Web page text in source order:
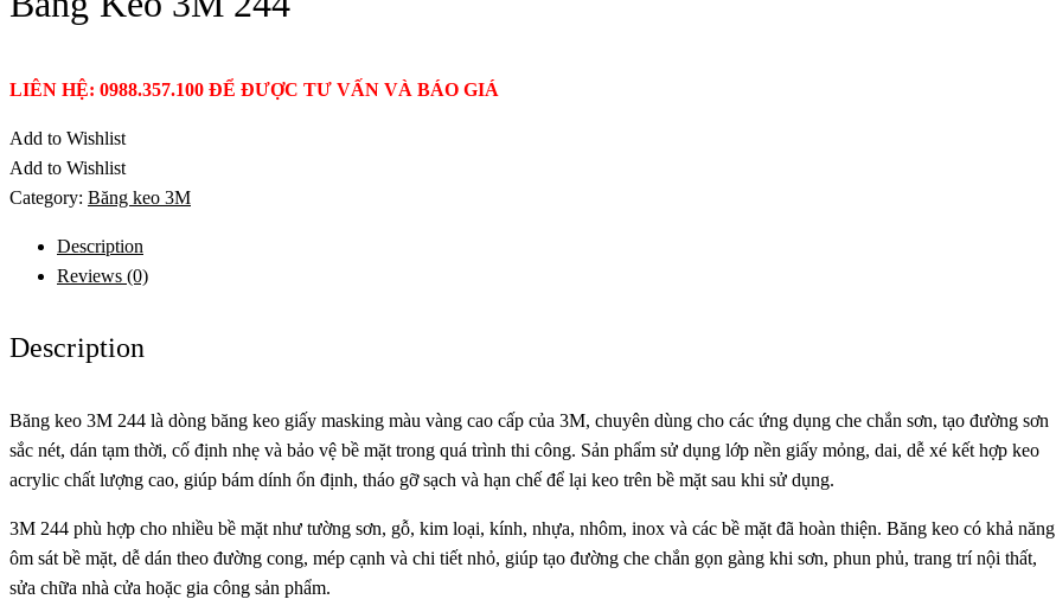
LIÊN HỆ: 0988.357.100 ĐỂ ĐƯỢC TƯ VẤN VÀ BÁO GIÁ
Add to Wishlist
Add to Wishlist
Category: Băng keo 3M
Description
Reviews (0)
Description
Băng keo 3M 244 là dòng băng keo giấy masking màu vàng cao cấp của 3M, chuyên dùng cho các ứng dụng che chắn sơn, tạo đường sơn
sắc nét, dán tạm thời, cố định nhẹ và bảo vệ bề mặt trong quá trình thi công. Sản phẩm sử dụng lớp nền giấy mỏng, dai, dễ xé kết hợp keo
acrylic chất lượng cao, giúp bám dính ổn định, tháo gỡ sạch và hạn chế để lại keo trên bề mặt sau khi sử dụng.
3M 244 phù hợp cho nhiều bề mặt như tường sơn, gỗ, kim loại, kính, nhựa, nhôm, inox và các bề mặt đã hoàn thiện. Băng keo có khả năng
ôm sát bề mặt, dễ dán theo đường cong, mép cạnh và chi tiết nhỏ, giúp tạo đường che chắn gọn gàng khi sơn, phun phủ, trang trí nội thất,
sửa chữa nhà cửa hoặc gia công sản phẩm.